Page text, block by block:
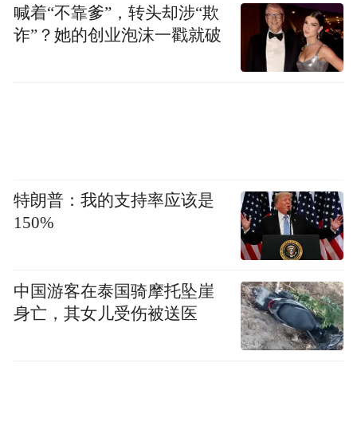
喊着“不靠爹”，转头却涉“欺
诈”？她的创业泡沫一戳就破
特朗普：我的支持率应该是
150%
中国游客在泰国骑摩托坠崖
身亡，其女儿受伤被送医